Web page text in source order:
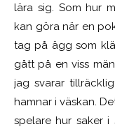
lära sig. Som hur
kan göra när en
tag på ägg som
gått på en viss
jag svarar
hamnar i väskan.
spelare hur saker